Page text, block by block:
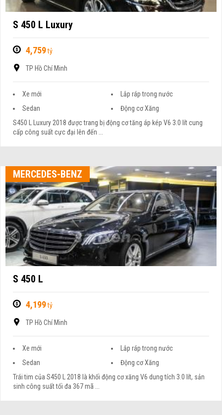
S 450 L Luxury
4,759tỷ
TP Hồ Chí Minh
Xe mới
Lắp ráp trong nước
Sedan
Động cơ Xăng
S450 L Luxury 2018 được trang bị động cơ tăng áp kép V6 3.0 lít cung
cấp công suất cực đại lên đến ...
MERCEDES-BENZ
S 450 L
4,199tỷ
TP Hồ Chí Minh
Xe mới
Lắp ráp trong nước
Sedan
Động cơ Xăng
Trái tim của S450 L 2018 là khối động cơ xăng V6 dung tích 3.0 lít, sản
sinh công suất tối đa 367 mã ...